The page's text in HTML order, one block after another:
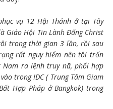
vụ 12 Hội Thánh ở tại Tây
Giáo Hội Tin Lành Đấng Christ
trong thời gian 3 lần, rồi sau
rất nguy hiểm nên tôi trốn
Nam ra lệnh truy nã, phối hợp
trong IDC ( Trung Tâm Giam
Hợp Pháp ở Bangkok) trong